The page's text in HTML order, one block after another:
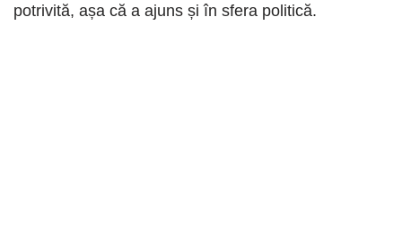
potrivită, așa că a ajuns și în sfera politică.